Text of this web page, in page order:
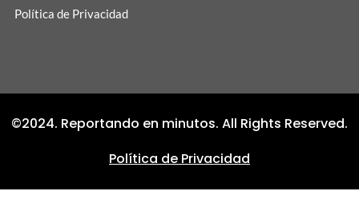
Política de Privacidad
©2024. Reportando en minutos. All Rights Reserved.
Política de Privacidad